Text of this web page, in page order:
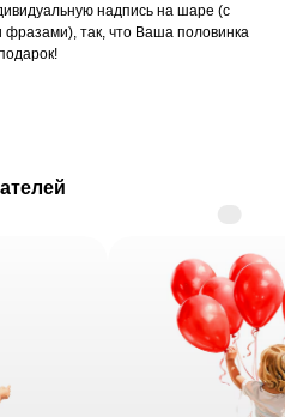
надпись на шаре (с
так, что Ваша половинка